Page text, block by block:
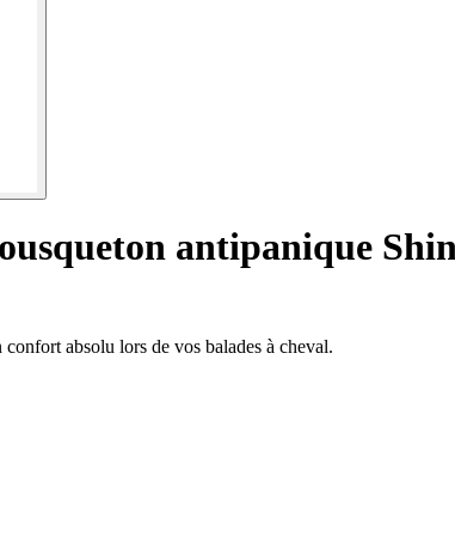
antipanique
absolu lors de vos balades à cheval.